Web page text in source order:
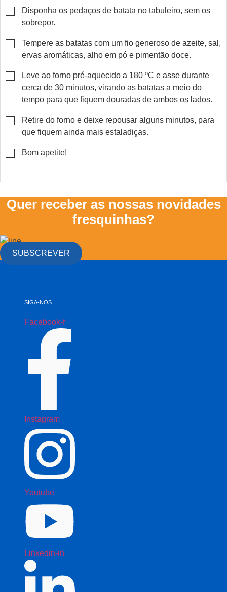
▢
Disponha os pedaços de batata no tabuleiro, sem os
sobrepor.
▢
Tempere as batatas com um fio generoso de azeite, sal,
ervas aromáticas, alho em pó e pimentão doce.
▢Leve ao forno pré-aquecido a 180 ºC e asse durante
cerca de 30 minutos, virando as batatas a meio do
tempo para que fiquem douradas de ambos os lados.
▢
Retire do forno e deixe repousar alguns minutos, para
que fiquem ainda mais estaladiças.
▢
Bom apetite!
Quer receber as nossas novidades
fresquinhas?
SUBSCREVER
SIGA-NOS
Facebook-f
Instagram
Youtube
Linkedin-in